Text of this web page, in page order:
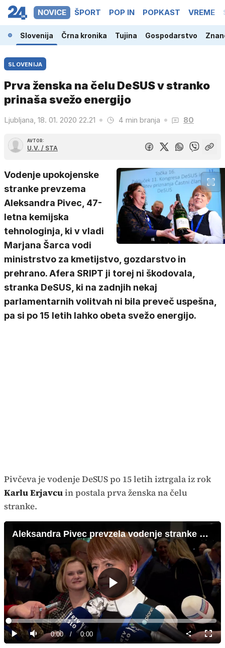
NOVICE ŠPORT POP IN POPKAST VREME
Slovenija Črna kronika Tujina Gospodarstvo
SLOVENIJA
Prva ženska na čelu DeSUS v stranko
prinaša svežo energijo
Ljubljana, 18. 01. 2020 22.21 4 min branja 80
AVTOR:
U.V. / STA
Vodenje upokojenske
stranke prevzema
Aleksandra Pivec, 47-
letna kemijska
tehnologinja, ki v vladi
Marjana Šarca vodi
ministrstvo za kmetijstvo, gozdarstvo in
prehrano. Afera SRIPT ji torej ni škodovala,
stranka DeSUS, ki na zadnjih nekaj
parlamentarnih volitvah ni bila preveč uspešna,
pa si po 15 letih lahko obeta svežo energijo.
Pivčeva je vodenje DeSUS po 15 letih iztrgala iz rok
Karlu Erjavcuin postala prva ženska na čelu
stranke.
Aleksandra Pivec prevzela vodenje stranke DeSUS
Predvajaj
Predvajaj
Tiho Current
0:00 / Duration
0:00
Loaded:
0%
način